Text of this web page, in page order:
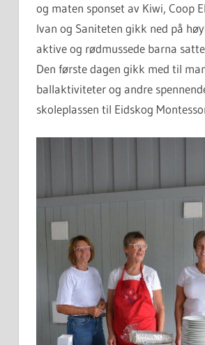
og maten sponset av Kiwi, Coop
Ivan og Saniteten gikk ned på
aktive og rødmussede barna
Den første dagen gikk med til
ballaktiviteter og andre
skoleplassen til Eidskog